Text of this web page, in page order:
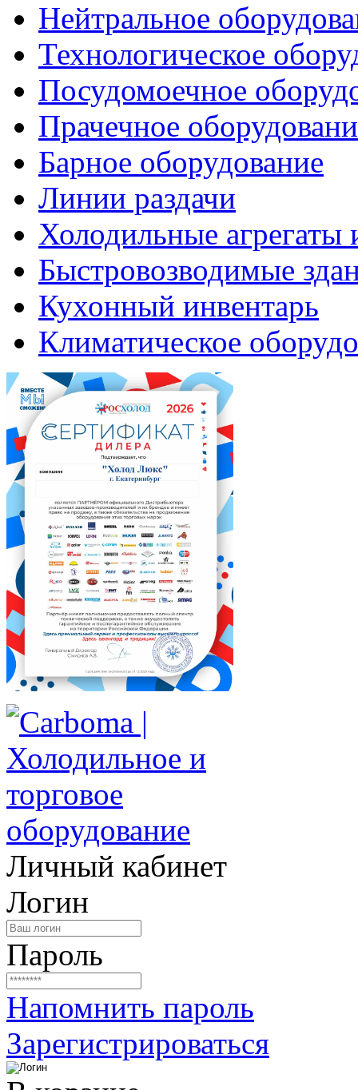
Нейтральное
Технологическое
Посудомоечное
Прачечное
Барное оборудование
Линии раздачи
Холодильные агрегаты
Быстровозводимые
Кухонный инвентарь
Климатическое
Личный кабинет
Логин
Пароль
Напомнить пароль
Зарегистрироваться